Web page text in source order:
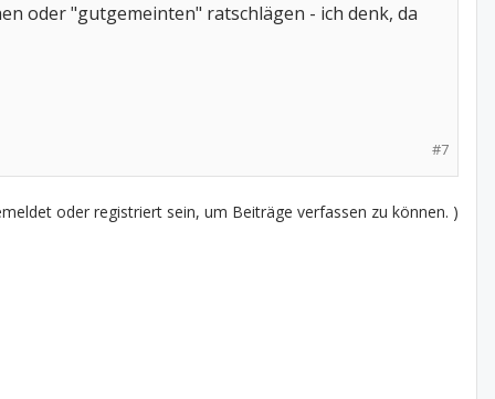
oder "gutgemeinten" ratschlägen - ich denk, da
#7
oder registriert sein, um Beiträge verfassen zu können. )